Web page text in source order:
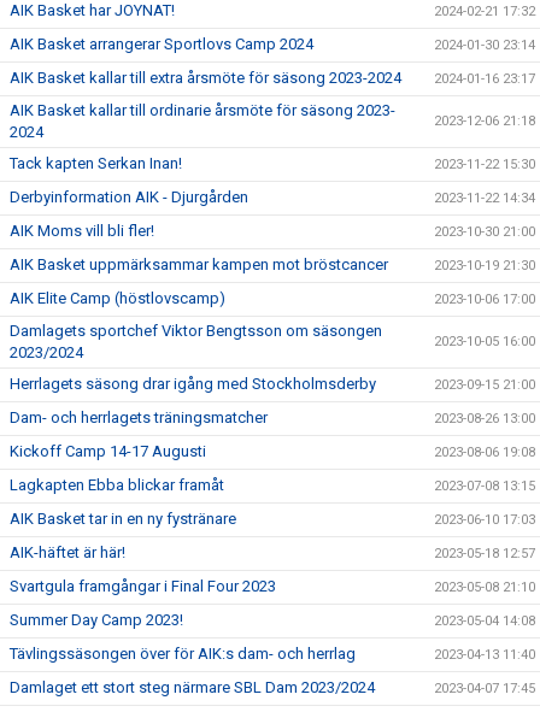
AIK Basket har JOYNAT! 2024-02-21 17:32
AIK Basket arrangerar Sportlovs Camp 2024 2024-01-30 23:14
AIK Basket kallar till extra årsmöte för säsong 2023-2024 2024-01-16 23:17
AIK Basket kallar till ordinarie årsmöte för säsong 2023-
2024
2023-12-06 21:18
Tack kapten Serkan Inan! 2023-11-22 15:30
Derbyinformation AIK - Djurgården 2023-11-22 14:34
AIK Moms vill bli fler! 2023-10-30 21:00
AIK Basket uppmärksammar kampen mot bröstcancer 2023-10-19 21:30
AIK Elite Camp (höstlovscamp) 2023-10-06 17:00
Damlagets sportchef Viktor Bengtsson om säsongen
2023/2024
2023-10-05 16:00
Herrlagets säsong drar igång med Stockholmsderby 2023-09-15 21:00
Dam- och herrlagets träningsmatcher 2023-08-26 13:00
Kickoff Camp 14-17 Augusti 2023-08-06 19:08
Lagkapten Ebba blickar framåt 2023-07-08 13:15
AIK Basket tar in en ny fystränare 2023-06-10 17:03
AIK-häftet är här! 2023-05-18 12:57
Svartgula framgångar i Final Four 2023 2023-05-08 21:10
Summer Day Camp 2023! 2023-05-04 14:08
Tävlingssäsongen över för AIK:s dam- och herrlag 2023-04-13 11:40
Damlaget ett stort steg närmare SBL Dam 2023/2024 2023-04-07 17:45